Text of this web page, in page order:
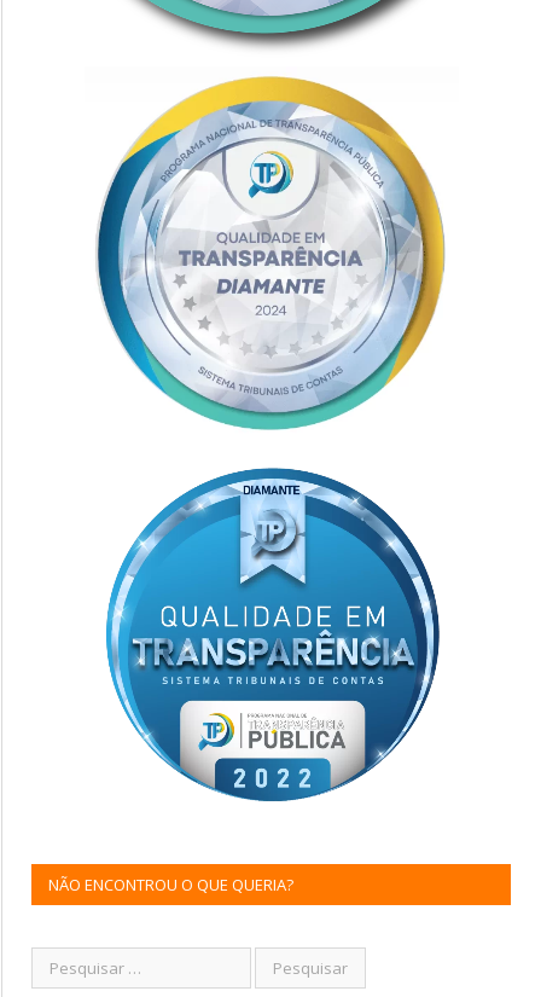
NÃO ENCONTROU O QUE QUERIA?